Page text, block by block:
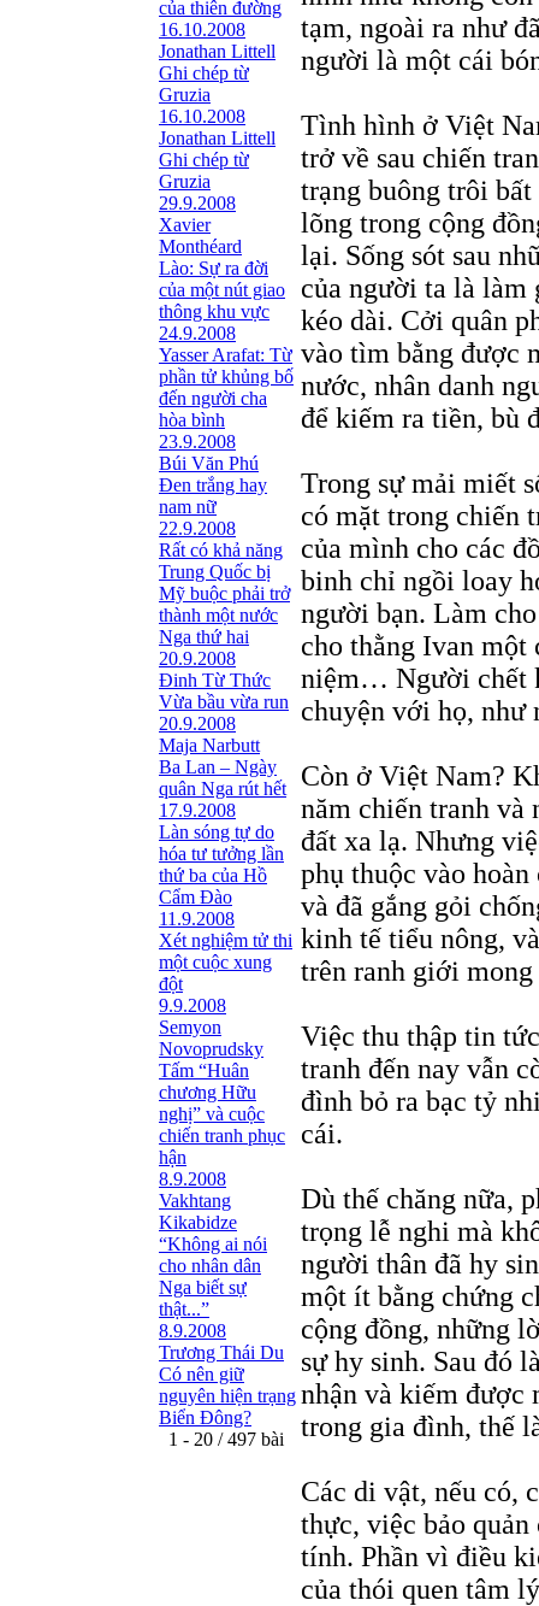
của thiên đường
16.10.2008
Jonathan Littell
Ghi chép từ
Gruzia
16.10.2008
Jonathan Littell
Ghi chép từ
Gruzia
29.9.2008
Xavier
Monthéard
Lào: Sự ra đời
của một nút giao
thông khu vực
24.9.2008
Yasser Arafat: Từ
phần tử khủng bố
đến người cha
hòa bình
23.9.2008
Búi Văn Phú
Đen trắng hay
nam nữ
22.9.2008
Rất có khả năng
Trung Quốc bị
Mỹ buộc phải trở
thành một nước
Nga thứ hai
20.9.2008
Đinh Từ Thức
Vừa bầu vừa run
20.9.2008
Maja Narbutt
Ba Lan – Ngày
quân Nga rút hết
17.9.2008
Làn sóng tự do
hóa tư tưởng lần
thứ ba của Hồ
Cẩm Đào
11.9.2008
Xét nghiệm tử thi
một cuộc xung
đột
9.9.2008
Semyon
Novoprudsky
Tấm “Huân
chương Hữu
nghị” và cuộc
chiến tranh phục
hận
8.9.2008
Vakhtang
Kikabidze
“Không ai nói
cho nhân dân
Nga biết sự
thật...”
8.9.2008
Trương Thái Du
Có nên giữ
nguyên hiện trạng
Biển Đông?
1 - 20 / 497 bài
tạm, ngoài ra như
người là một cái
Tình hình ở Việt
trở về sau chiến
trạng buông trôi
lõng trong cộng
lại. Sống sót sau
của người ta là làm
kéo dài. Cởi quân
vào tìm bằng được
nước, nhân danh
để kiếm ra tiền, bù
Trong sự mải miết
có mặt trong chiến
của mình cho các
binh chỉ ngồi loay
người bạn. Làm
cho thằng Ivan
niệm… Người chết
chuyện với họ, như
Còn ở Việt Nam?
năm chiến tranh và
đất xa lạ. Nhưng
phụ thuộc vào
và đã gắng gỏi
kinh tế tiểu nông,
trên ranh giới mong
Việc thu thập tin
tranh đến nay vẫn
đình bỏ ra bạc tỷ
cái.
Dù thế chăng nữa,
trọng lễ nghi mà
người thân đã hy
một ít bằng chứng
cộng đồng, những
sự hy sinh. Sau đó
nhận và kiếm được
trong gia đình, thế
Các di vật, nếu có,
thực, việc bảo
tính. Phần vì điều
của thói quen tâm